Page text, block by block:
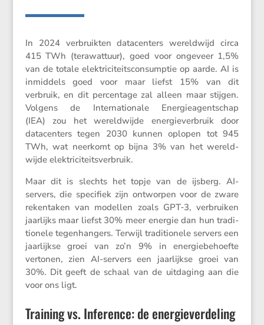
In 2024 verbruikten datacen­ters wereld­wijd circa
415 TWh (terawattuur), goed voor ongeveer 1,5%
van de totale elektri­ci­teits­con­sumptie op aarde. AI is
inmid­dels goed voor maar liefst 15% van dit
verbruik, en dit percen­tage zal alleen maar stijgen.
Volgens de Inter­na­ti­o­nale Energie­agent­schap
(IEA) zou het wereld­wijde energie­ver­bruik door
datacen­ters tegen 2030 kunnen oplopen tot 945
TWh, wat neerkomt op bijna 3% van het wereld­
wijde elektriciteitsverbruik.
Maar dit is slechts het topje van de ijsberg. AI-
servers, die speci­fiek zijn ontworpen voor de zware
reken­taken van modellen zoals GPT‑3, verbruiken
jaarlijks maar liefst 30% meer energie dan hun tradi­
ti­o­nele tegen­han­gers. Terwijl tradi­ti­o­nele servers een
jaarlijkse groei van zo’n 9% in energie­be­hoefte
vertonen, zien AI-servers een jaarlijkse groei van
30%. Dit geeft de schaal van de uitda­ging aan die
voor ons ligt.
Training vs. Inference: de energieverdeling